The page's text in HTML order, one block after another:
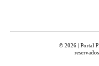
© 2026 | Portal